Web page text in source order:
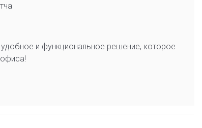
и функциональное решение, которое